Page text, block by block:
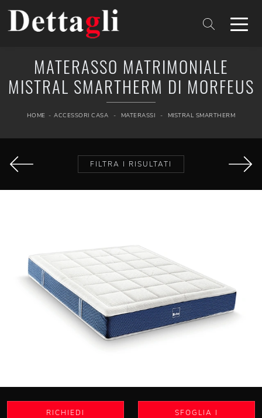
MATERASSO MATRIMONIALE
MISTRAL SMARTHERM DI MORFEUS
HOME - ACCESSORI CASA - MATERASSI - MISTRAL SMARTHERM
FILTRA I RISULTATI
RICHIEDI
SFOGLIA I